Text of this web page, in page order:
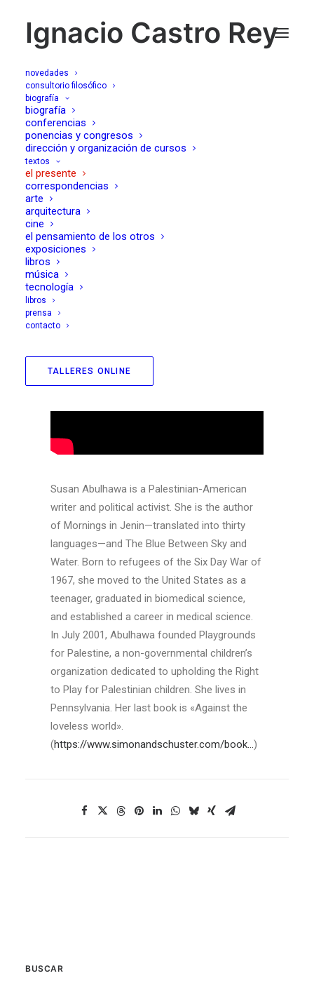
Ignacio Castro Rey
novedades
consultorio filosófico
biografía
biografía
conferencias
ponencias y congresos
dirección y organización de cursos
textos
el presente
correspondencias
arte
arquitectura
cine
el pensamiento de los otros
exposiciones
libros
música
tecnología
libros
prensa
contacto
TALLERES ONLINE
Palestinian author
SUSAN ABULHAWA on
GAZA and the
PALESTINE struggle for
LIBERATION
26/12/2023
Susan Abulhawa is a Palestinian-American
writer and political activist. She is the author
of Mornings in Jenin—translated into thirty
languages—and The Blue Between Sky and
Water. Born to refugees of the Six Day War of
1967, she moved to the United States as a
teenager, graduated in biomedical science,
and established a career in medical science.
In July 2001, Abulhawa founded Playgrounds
for Palestine, a non-governmental children’s
organization dedicated to upholding the Right
to Play for Palestinian children. She lives in
Pennsylvania. Her last book is «Against the
loveless world».
(https://www.simonandschuster.com/book…)
BUSCAR